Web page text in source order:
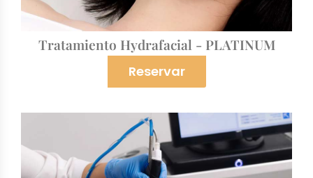
Tratamiento Hydrafacial - PLATINUM
Reservar